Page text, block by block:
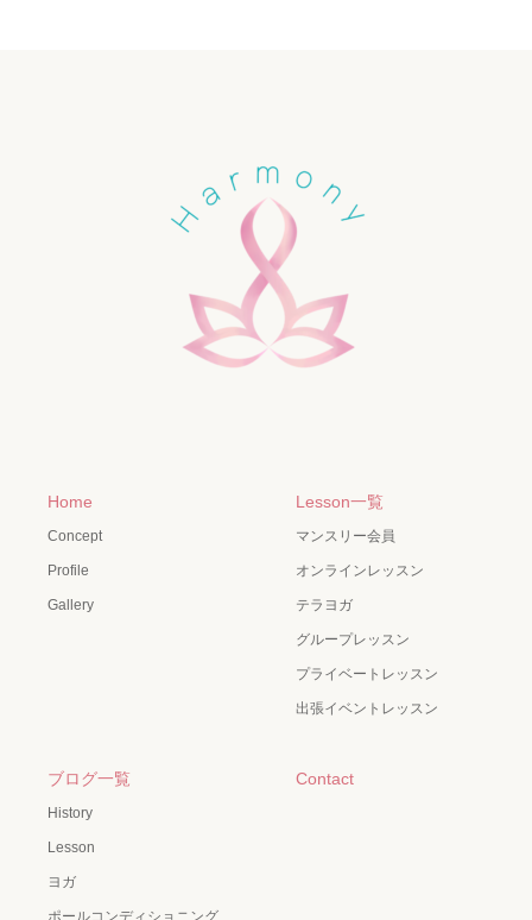
Home
Concept
Profile
Gallery
Lesson一覧
マンスリー会員
オンラインレッスン
テラヨガ
グループレッスン
プライベートレッスン
出張イベントレッスン
ブログ一覧
History
Lesson
ヨガ
Contact